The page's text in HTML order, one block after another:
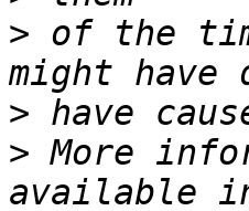
> of the
>
> More